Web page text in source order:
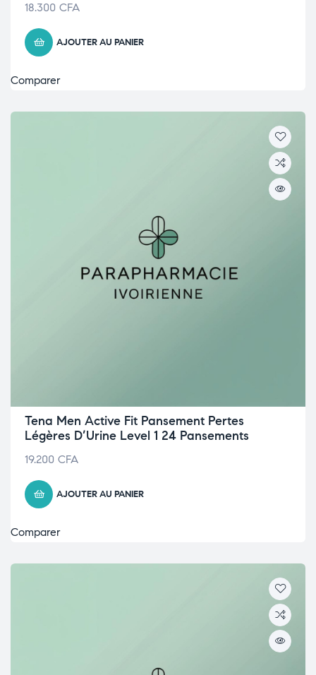
18.300 CFA
AJOUTER AU PANIER
Comparer
Tena Men Active Fit Pansement Pertes
Légères D’Urine Level 1 24 Pansements
19.200 CFA
AJOUTER AU PANIER
Comparer